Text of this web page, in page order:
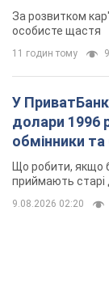
мають
За розвитком
особисте щастя
11 годин тому
У
долари 1996
обмінники та
Що робити, якщо
приймають старі
9.08.2026 02:20